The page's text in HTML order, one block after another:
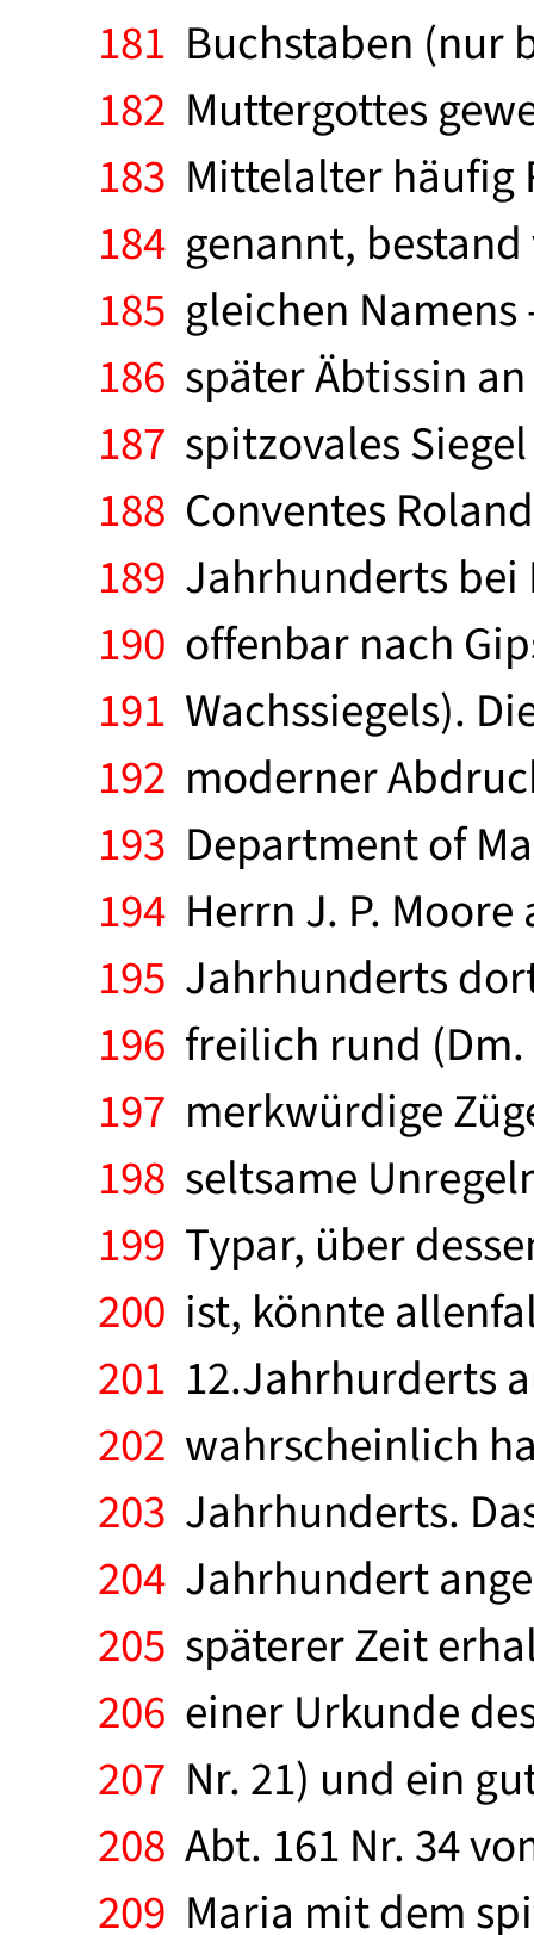
181 Buchstaben (nur
182 Muttergottes
183 Mittelalter häufig
184 genannt,
185 gleichen
186 später Äbtissin
187 spitzovales
188 Conventes
189 Jahrhunderts bei
190 offenbar nach
191 Wachssiegels).
192 moderner
193 Department of
194 Herrn J. P.
195 Jahrhunderts
196 freilich rund
197 merkwürdige
198 seltsame
199 Typar, über
200 ist, könnte
201 12.Jahrhurderts
202 wahrscheinlich
203 Jahrhunderts.
204 Jahrhundert
205 späterer Zeit
206 einer Urkunde
207 Nr. 21) und ein
208 Abt. 161 Nr. 34
209 Maria mit dem